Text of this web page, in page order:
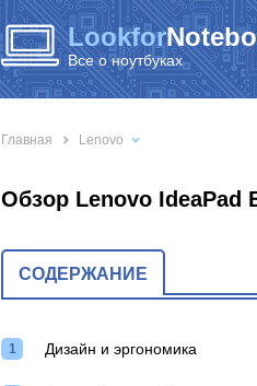
Lookfor
Все о ноутбуках
Главная Lenovo
Обзор Lenovo IdeaPad
СОДЕРЖАНИЕ
Дизайн и эргономика